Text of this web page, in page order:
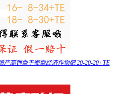
高钾型平衡型经济作物肥 20-20-20+TE